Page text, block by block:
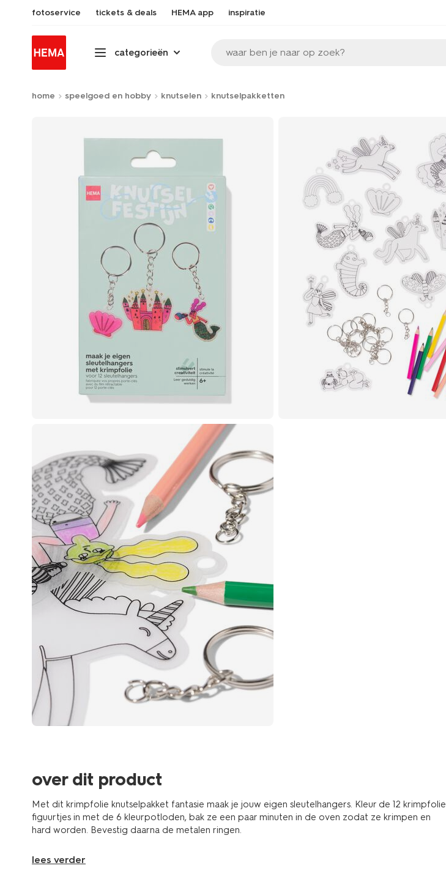
fotoservice tickets & deals HEMA app inspiratie
categorieën waar ben je naar op zoek?
home speelgoed en hobby knutselen knutselpakketten
over dit product
Met dit krimpfolie knutselpakket fantasie maak je jouw eigen sleutelhangers. Kleur de 12 krimpfolie
figuurtjes in met de 6 kleurpotloden, bak ze een paar minuten in de oven zodat ze krimpen en
hard worden. Bevestig daarna de metalen ringen.
lees verder